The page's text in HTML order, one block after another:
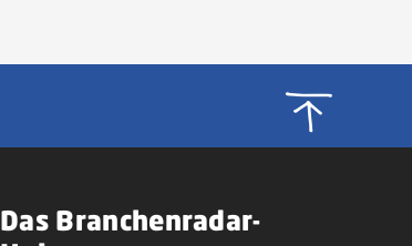
Das Branchenradar-